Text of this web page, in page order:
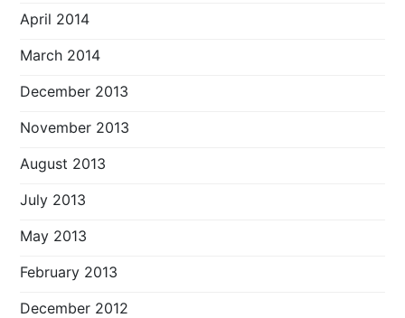
April 2014
March 2014
December 2013
November 2013
August 2013
July 2013
May 2013
February 2013
December 2012